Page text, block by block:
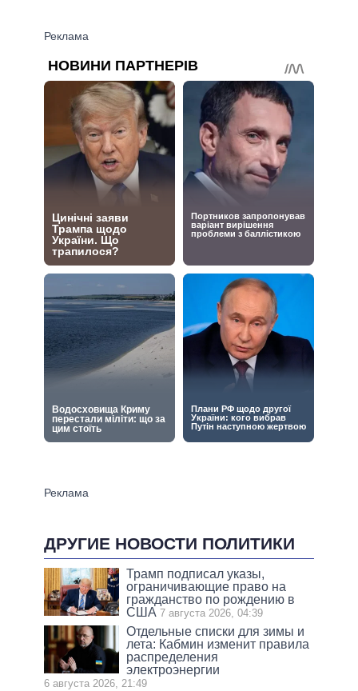
ДРУГИЕ НОВОСТИ ПОЛИТИКИ
Трамп подписал указы,
ограничивающие право на
гражданство по рождению в
США 7 августа 2026, 04:39
Отдельные списки для зимы и
лета: Кабмин изменит правила
распределения
электроэнергии
6 августа 2026, 21:49